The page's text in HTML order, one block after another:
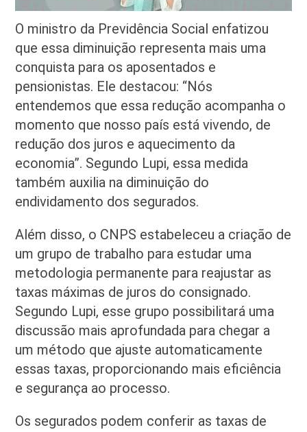
O ministro da Previdência Social enfatizou
que essa diminuição representa mais uma
conquista para os aposentados e
pensionistas. Ele destacou: “Nós
entendemos que essa redução acompanha o
momento que nosso país está vivendo, de
redução dos juros e aquecimento da
economia”. Segundo Lupi, essa medida
também auxilia na diminuição do
endividamento dos segurados.
Além disso, o CNPS estabeleceu a criação de
um grupo de trabalho para estudar uma
metodologia permanente para reajustar as
taxas máximas de juros do consignado.
Segundo Lupi, esse grupo possibilitará uma
discussão mais aprofundada para chegar a
um método que ajuste automaticamente
essas taxas, proporcionando mais eficiência
e segurança ao processo.
Os segurados podem conferir as taxas de